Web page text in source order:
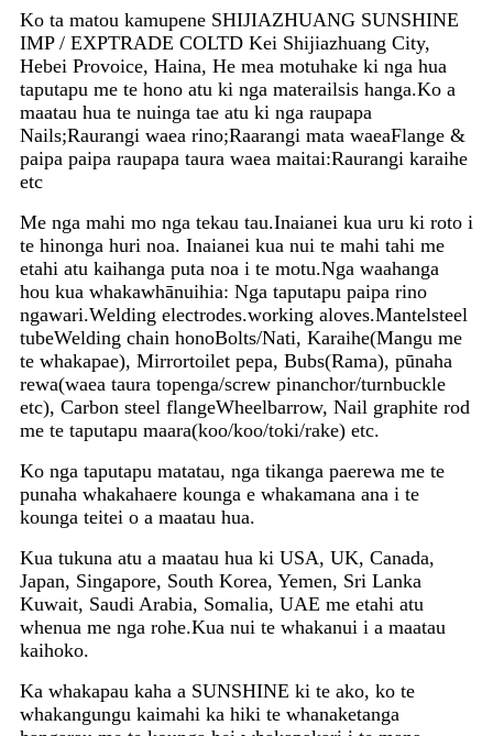
Ko ta matou kamupene SHIJIAZHUANG SUNSHINE
IMP / EXPTRADE COLTD Kei Shijiazhuang City,
Hebei Provoice, Haina, He mea motuhake ki nga hua
taputapu me te hono atu ki nga materailsis hanga.Ko a
maatau hua te nuinga tae atu ki nga raupapa
Nails;Raurangi waea rino;Raarangi mata waeaFlange &
paipa paipa raupapa taura waea maitai:Raurangi karaihe
etc
Me nga mahi mo nga tekau tau.Inaianei kua uru ki roto i
te hinonga huri noa. Inaianei kua nui te mahi tahi me
etahi atu kaihanga puta noa i te motu.Nga waahanga
hou kua whakawhānuihia: Nga taputapu paipa rino
ngawari.Welding electrodes.working aloves.Mantelsteel
tubeWelding chain honoBolts/Nati, Karaihe(Mangu me
te whakapae), Mirrortoilet pepa, Bubs(Rama), pūnaha
rewa(waea taura topenga/screw pinanchor/turnbuckle
etc), Carbon steel flangeWheelbarrow, Nail graphite rod
me te taputapu maara(koo/koo/toki/rake) etc.
Ko nga taputapu matatau, nga tikanga paerewa me te
punaha whakahaere kounga e whakamana ana i te
kounga teitei o a maatau hua.
Kua tukuna atu a maatau hua ki USA, UK, Canada,
Japan, Singapore, South Korea, Yemen, Sri Lanka
Kuwait, Saudi Arabia, Somalia, UAE me etahi atu
whenua me nga rohe.Kua nui te whakanui i a maatau
kaihoko.
Ka whakapau kaha a SUNSHINE ki te ako, ko te
whakangungu kaimahi ka hiki te whanaketanga